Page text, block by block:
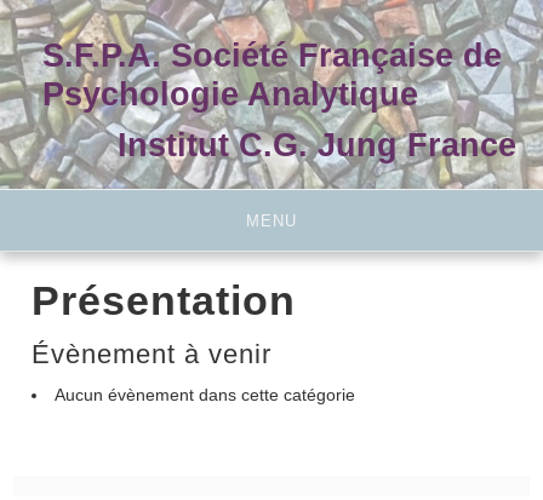
Skip
to
contentS.F.P.A. Société Française de
Psychologie Analytique
Institut C.G. Jung France
MENU
Présentation
Évènement à venir
Aucun évènement dans cette catégorie